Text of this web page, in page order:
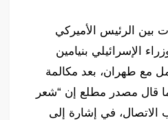
بين الرئيس الأميركي
الإسرائيلي بنيامين
مع طهران، بعد مكالمة
قال مصدر مطلع إن “شعر
الاتصال، في إشارة إلى